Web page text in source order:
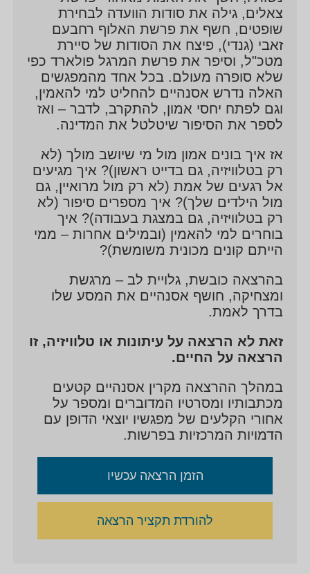
צאלים, גילה את סודות הוועדה לבחירת
שופטים, חשף את פרשת האלוף רחבעם
זאבי (גנדי), פיצח את הסודות של סיירת
מטכ"ל, וסיפר את פרשת המרגל פולארד כפי
שלא סופרה מעולם. בכל אחד מהמפגשים
האלה נדרש אסנהיים להחליט למי להאמין,
וגם לפתח יחסי אמון, להתקרב, לדבר – ואז
לספר את הסיפור שיטלטל את המדינה.
אז איך בונים אמון מול מי שיושב מולך (לא
רק בטלוויזיה, גם בדייט ראשון)? איך מגיעים
אל רגעים של אמת (לא רק מול מרואיין, גם
מול הילדים שלך)? איך מספרים סיפור (לא
רק בטלוויזיה, גם במצגת בעבודה)? איך
בוחרים למי להאמין (ובמילים אחרות – ממי
הייתם קונים מכונית משומשת)?
בהרצאה כובשת, גלויית לב – מרגשת
ומצחיקה, חושף אסנהיים את המסע שלו
בדרך לאמת.
זאת לא הרצאה על עיתונות או טלוויזיה, זו
הרצאה על החיים.
במהלך ההרצאה מקרין אסנהיים קטעים
מכתבותיו ומסרטיו המדוברים ומספר על
אחורי הקלעים של מפגשיו יוצאי הדופן עם
הדמויות המרכזיות בפרשות.
הזמן הרצאה עכשיו
להורדת תקציר הרצאה